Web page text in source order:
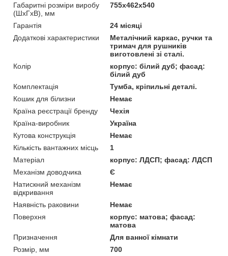
Габаритні розміри виробу
(ШхГхВ), мм
755х462х540
Гарантія
24 місяці
Додаткові характеристики
Металічний каркас, ручки та
тримач для рушників
виготовлені зі сталі.
Колір
корпус: білий дуб; фасад:
білий дуб
Комплектація
Тумба, кріпильні деталі.
Кошик для білизни
Немає
Країна реєстрації бренду
Чехія
Країна-виробник
Україна
Кутова конструкція
Немає
Кількість вантажних місць
1
Матеріал
корпус: ЛДСП; фасад: ЛДСП
Механізм доводчика
Є
Натискний механізм
відкривання
Немає
Наявність раковини
Немає
Поверхня
корпус: матова; фасад:
матова
Призначення
Для ванної кімнати
Розмір, мм
700